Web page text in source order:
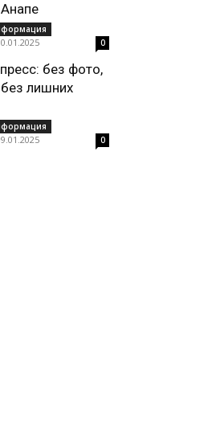
0
без фото,
без лишних
0